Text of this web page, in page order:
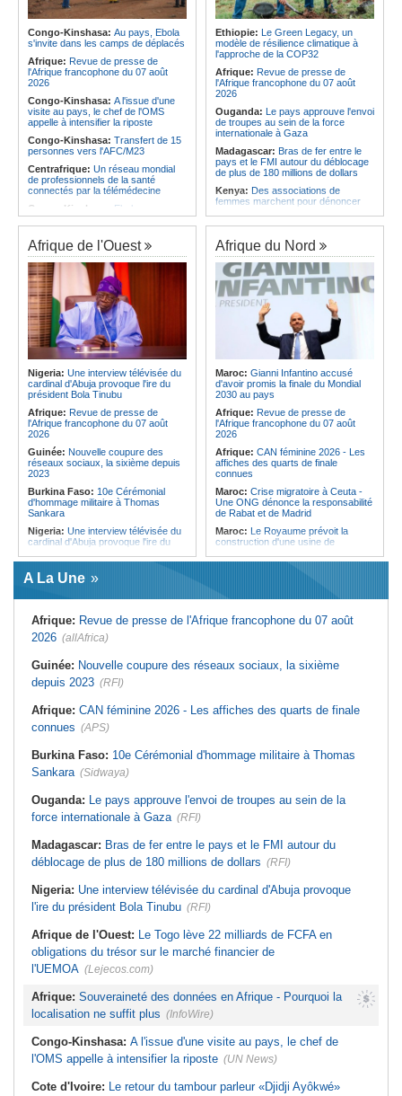
Afrique:AfroBasket U18 (F) - Le
Sénégal craque au 3e quart-temps
et s'incline face à la Tunisie (44-43)
Afrique du Nord:Santé - La
Tunisie troisième pays arabe et 49e
au monde
Angola:La nouvelle loi renforce la
protection des institutions contre les
cyberattaques, selon Mário Oliveira
Angola:Le pays criminalise la
diffusion de fausses informations
sur Internet
Congo-Kinshasa: Au pays, Ebola
s'invite dans les camps de déplacés
Afrique: Revue de presse de
l'Afrique francophone du 07 août
2026
Congo-Kinshasa: A l'issue d'une
visite au pays, le chef de l'OMS
appelle à intensifier la riposte
Congo-Kinshasa: Transfert de 15
personnes vers l'AFC/M23
Centrafrique: Un réseau mondial
de professionnels de la santé
connectés par la télémédecine
Congo-Kinshasa: Ebola au pays -
Africa CDC mise sur les
communautés
Afrique Centrale:L'explosion de la
demande de viande de brousse
extermine la faune sauvage
Congo-Kinshasa:Après l'accord
avec une branche des FDLR, les
zones d'ombre persistent
Centrafrique: Un gendarme détenu
par le groupe armé AAKG retrouve
la liberté
Rome et Kigali discutent
d'une possible externalisation au
pays des procédures d'asile à
destination de l'Italie
Ethiopie: Le Green Legacy, un
modèle de résilience climatique à
l'approche de la COP32
Afrique: Revue de presse de
l'Afrique francophone du 07 août
2026
Ouganda: Le pays approuve l'envoi
de troupes au sein de la force
internationale à Gaza
Madagascar: Bras de fer entre le
pays et le FMI autour du déblocage
de plus de 180 millions de dollars
Kenya: Des associations de
femmes marchent pour dénoncer
Afrique:La CEA renforce les
capacités des parlementaires de
l'Afrique de l'Est
Congo-Kinshasa:
Après l'accord
avec une branche des FDLR, les
zones d'ombre persistent
Sud-Soudan:
Le pays à la croisée
des chemins, alerte l'ONU
Rwanda:Rome et Kigali discutent
d'une possible externalisation au
pays des procédures d'asile à
destination de l'Italie
Somalie:Le camp de Galkayo
frappé par une violente attaque des
Forces du Puntland
Afrique de l'Ouest
Nigeria: Une interview télévisée du
cardinal d'Abuja provoque l'ire du
président Bola Tinubu
Afrique: Revue de presse de
l'Afrique francophone du 07 août
2026
Guinée: Nouvelle coupure des
réseaux sociaux, la sixième depuis
2023
Burkina Faso: 10e Cérémonial
d'hommage militaire à Thomas
Sankara
Nigeria: Une interview télévisée du
cardinal d'Abuja provoque l'ire du
Afrique de l'Ouest:
22 milliards de FCFA en obligations
l'UEMOA
Cote d'Ivoire:Le retour du tambour
parleur «Djidji Ayôkwé» prend une
dimension politique
Guinée:
Le président dissipe les
doutes concernant son état de
santé dans un message publié sur X
l'assurance pour tous - Le pacte de
- Les retards du calendrier
alimentent les soupçons d'un report
Afrique du Nord
Maroc: Gianni Infantino accusé
d'avoir promis la finale du Mondial
2030 au pays
Afrique: Revue de presse de
l'Afrique francophone du 07 août
2026
Afrique: CAN féminine 2026 - Les
affiches des quarts de finale
connues
Maroc: Crise migratoire à Ceuta -
Une ONG dénonce la responsabilité
de Rabat et de Madrid
Maroc: Le Royaume prévoit la
construction d'une usine de
déchets à Casablanca
agents de sécurité, selon des
associations
Maroc:Au-délà du communiqué -
de Sebta
Tunisie: Basket - Eliminatoires
A La Une
Afrique: Revue de presse de l'Afrique francophone du 07 août
2026 (allAfrica)
Guinée: Nouvelle coupure des réseaux sociaux, la sixième
depuis 2023 (RFI)
Afrique: CAN féminine 2026 - Les affiches des quarts de finale
connues (APS)
Burkina Faso: 10e Cérémonial d'hommage militaire à Thomas
Sankara (Sidwaya)
Ouganda: Le pays approuve l'envoi de troupes au sein de la
force internationale à Gaza (RFI)
Madagascar: Bras de fer entre le pays et le FMI autour du
déblocage de plus de 180 millions de dollars (RFI)
Nigeria: Une interview télévisée du cardinal d'Abuja provoque
l'ire du président Bola Tinubu (RFI)
Afrique de l'Ouest: Le Togo lève 22 milliards de FCFA en
obligations du trésor sur le marché financier de
l'UEMOA (Lejecos.com)
Afrique: Souveraineté des données en Afrique - Pourquoi la
localisation ne suffit plus (InfoWire)
Congo-Kinshasa: A l'issue d'une visite au pays, le chef de
l'OMS appelle à intensifier la riposte (UN News)
Cote d'Ivoire: Le retour du tambour parleur «Djidji Ayôkwé»